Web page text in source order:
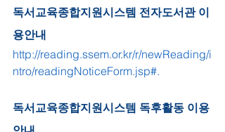
독서교육종합지원시스템 전자도서관 이
용안내
http://reading.ssem.or.kr/r/newReading/i
ntro/readingNoticeForm.jsp#.
독서교육종합지원시스템 독후활동 이용